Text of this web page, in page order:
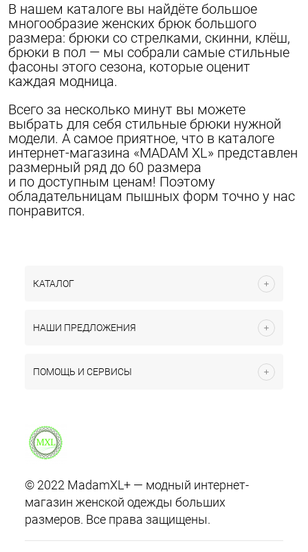
В нашем каталоге вы найдёте большое
многообразие женских брюк большого
размера: брюки со стрелками, скинни, клёш,
брюки в пол — мы собрали самые стильные
фасоны этого сезона, которые оценит
каждая модница.
Всего за несколько минут вы можете
выбрать для себя стильные брюки нужной
модели. А самое приятное, что в каталоге
интернет-магазина «MADAM XL» представлен
размерный ряд до 60 размера
и по доступным ценам! Поэтому
обладательницам пышных форм точно у нас
понравится.
КАТАЛОГ
НАШИ ПРЕДЛОЖЕНИЯ
ПОМОЩЬ И СЕРВИСЫ
© 2022 MadamXL+ — модный интернет-
магазин женской одежды больших
размеров. Все права защищены.